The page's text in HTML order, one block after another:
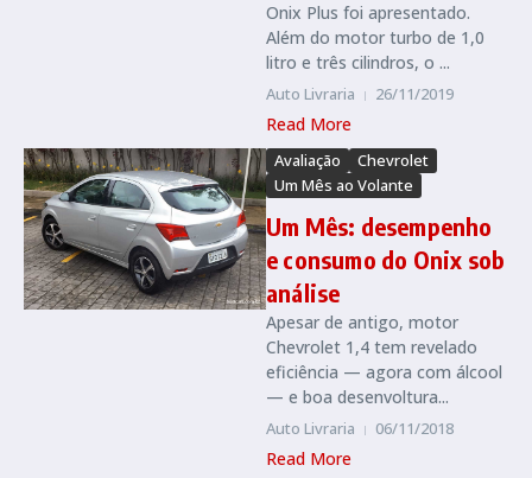
Onix Plus foi apresentado.
Além do motor turbo de 1,0
litro e três cilindros, o ...
Auto Livraria 26/11/2019
Read More
Avaliação
Chevrolet
Um Mês ao Volante
Um Mês: desempenho
e consumo do Onix sob
análise
Apesar de antigo, motor
Chevrolet 1,4 tem revelado
eficiência — agora com álcool
— e boa desenvoltura...
Auto Livraria 06/11/2018
Read More